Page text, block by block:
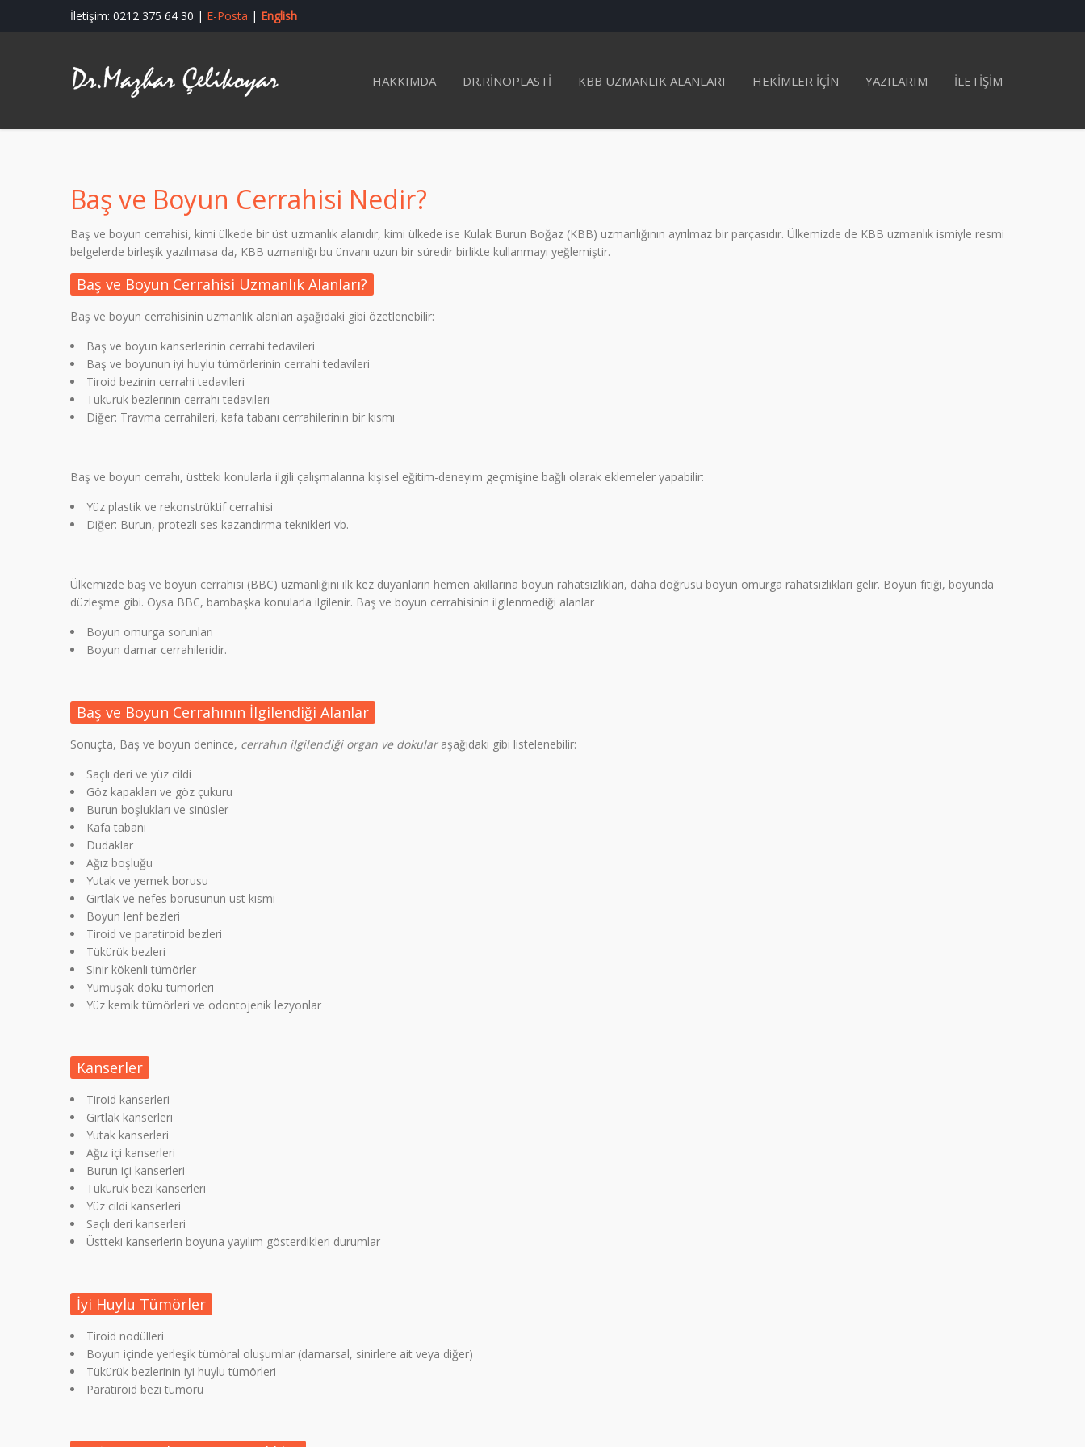
İletişim: 0212 375 64 30 | E-Posta | English
HAKKIMDA DR.RINOPLASTI KBB UZMANLIK ALANLARI HEKİMLER İÇİN YAZILARIM İLETİŞİM
Baş ve Boyun Cerrahisi Nedir?
Baş ve boyun cerrahisi, kimi ülkede bir üst uzmanlık alanıdır, kimi ülkede ise Kulak Burun Boğaz (KBB) uzmanlığının ayrılmaz bir parçasıdır. Ülkemizde de KBB uzmanlık ismiyle resmi
belgelerde birleşik yazılmasa da, KBB uzmanlığı bu ünvanı uzun bir süredir birlikte kullanmayı yeğlemiştir.
Baş ve Boyun Cerrahisi Uzmanlık Alanları?
Baş ve boyun cerrahisinin uzmanlık alanları aşağıdaki gibi özetlenebilir:
Baş ve boyun kanserlerinin cerrahi tedavileri
Baş ve boyunun iyi huylu tümörlerinin cerrahi tedavileri
Tiroid bezinin cerrahi tedavileri
Tükürük bezlerinin cerrahi tedavileri
Diğer: Travma cerrahileri, kafa tabanı cerrahilerinin bir kısmı
Baş ve boyun cerrahı, üstteki konularla ilgili çalışmalarına kişisel eğitim-deneyim geçmişine bağlı olarak eklemeler yapabilir:
Yüz plastik ve rekonstrüktif cerrahisi
Diğer: Burun, protezli ses kazandırma teknikleri vb.
Ülkemizde baş ve boyun cerrahisi (BBC) uzmanlığını ilk kez duyanların hemen akıllarına boyun rahatsızlıkları, daha doğrusu boyun omurga rahatsızlıkları gelir. Boyun fıtığı, boyunda
düzleşme gibi. Oysa BBC, bambaşka konularla ilgilenir. Baş ve boyun cerrahisinin ilgilenmediği alanlar
Boyun omurga sorunları
Boyun damar cerrahileridir.
Baş ve Boyun Cerrahının İlgilendiği Alanlar
Sonuçta, Baş ve boyun denince, cerrahın ilgilendiği organ ve dokularaşağıdaki gibi listelenebilir:
Saçlı deri ve yüz cildi
Göz kapakları ve göz çukuru
Burun boşlukları ve sinüsler
Kafa tabanı
Dudaklar
Ağız boşluğu
Yutak ve yemek borusu
Gırtlak ve nefes borusunun üst kısmı
Boyun lenf bezleri
Tiroid ve paratiroid bezleri
Tükürük bezleri
Sinir kökenli tümörler
Yumuşak doku tümörleri
Yüz kemik tümörleri ve odontojenik lezyonlar
Kanserler
Tiroid kanserleri
Gırtlak kanserleri
Yutak kanserleri
Ağız içi kanserleri
Burun içi kanserleri
Tükürük bezi kanserleri
Yüz cildi kanserleri
Saçlı deri kanserleri
Üstteki kanserlerin boyuna yayılım gösterdikleri durumlar
İyi Huylu Tümörler
Tiroid nodülleri
Boyun içinde yerleşik tümöral oluşumlar (damarsal, sinirlere ait veya diğer)
Tükürük bezlerinin iyi huylu tümörleri
Paratiroid bezi tümörü